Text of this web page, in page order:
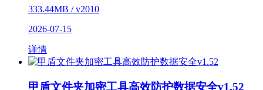
333.44MB / v2010
2026-07-15
详情
甲盾文件夹加密工具高效防护数据安全v1.52